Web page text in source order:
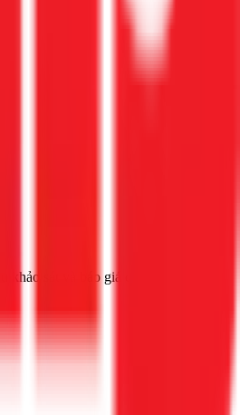
sát và báo giá chi tiết trước khi